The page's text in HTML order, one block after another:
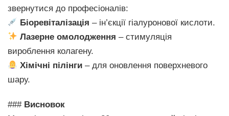
звернутися до професіоналів:
Біоревіталізація – ін’єкції гіалуронової кислоти.
Лазерне омолодження – стимуляція
вироблення колагену.
Хімічні пілінги – для оновлення поверхневого
шару.
### Висновок